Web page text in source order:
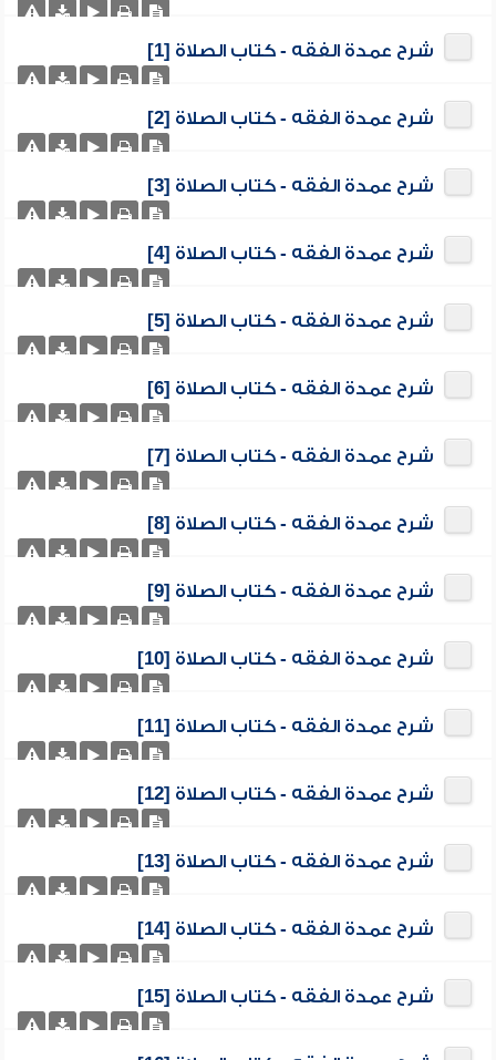
شرح عمدة الفقه - كتاب الصلاة [1]
شرح عمدة الفقه - كتاب الصلاة [2]
شرح عمدة الفقه - كتاب الصلاة [3]
شرح عمدة الفقه - كتاب الصلاة [4]
شرح عمدة الفقه - كتاب الصلاة [5]
شرح عمدة الفقه - كتاب الصلاة [6]
شرح عمدة الفقه - كتاب الصلاة [7]
شرح عمدة الفقه - كتاب الصلاة [8]
شرح عمدة الفقه - كتاب الصلاة [9]
شرح عمدة الفقه - كتاب الصلاة [10]
شرح عمدة الفقه - كتاب الصلاة [11]
شرح عمدة الفقه - كتاب الصلاة [12]
شرح عمدة الفقه - كتاب الصلاة [13]
شرح عمدة الفقه - كتاب الصلاة [14]
شرح عمدة الفقه - كتاب الصلاة [15]